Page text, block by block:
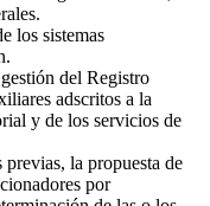
los sistemas
del Registro
adscritos a la
y de los servicios de
la propuesta de
por